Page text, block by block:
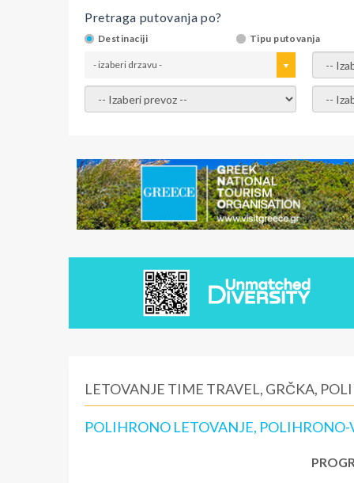
Pretraga putovanja po?
Destinaciji Tipu putovanja
- izaberi drzavu - -
- izaberi prevoz - -
LETOVANJE TIME TRAVEL, GRČKA,
POLIHRONO LETOVANJE,